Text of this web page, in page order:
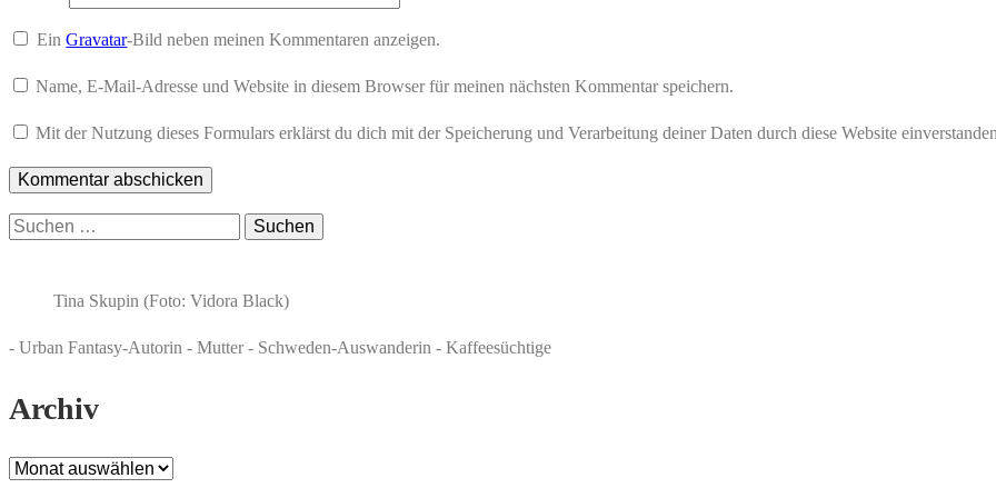
EinGravatar-Bild neben meinen Kommentaren anzeigen.
Name, E-Mail-Adresse und Website in diesem Browser für meinen nächsten Kommentar speichern.
Mit der Nutzung dieses Formulars erklärst du dich mit der Speicherung und Verarbeitung deiner Daten durch diese Website
Suchen
Tina Skupin (Foto: Vidora Black)
- Urban Fantasy-Autorin - Mutter - Schweden-Auswanderin - Kaffeesüchtige
Archiv
Archiv